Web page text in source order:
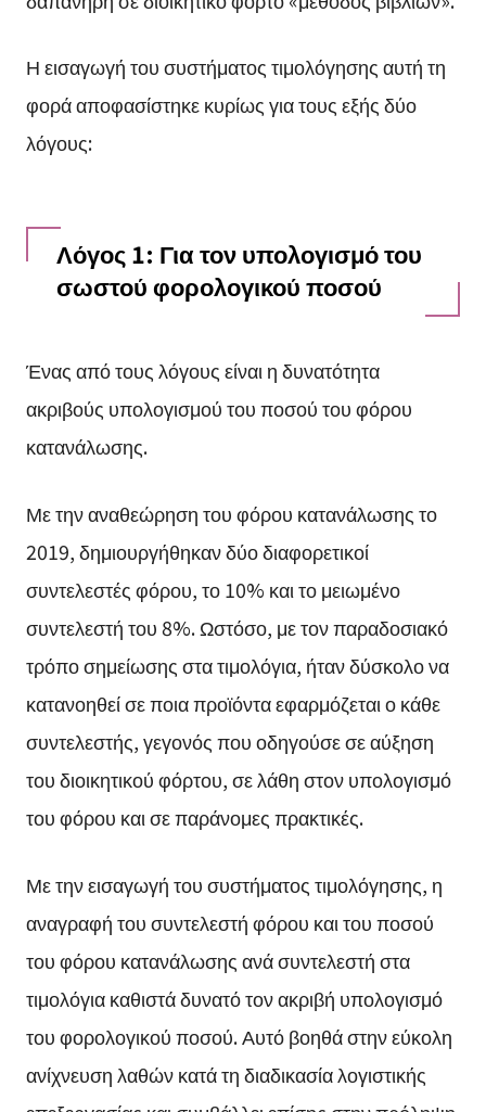
Η εισαγωγή του συστήματος τιμολόγησης αυτή τη
φορά αποφασίστηκε κυρίως για τους εξής δύο
λόγους:
Λόγος 1: Για τον υπολογισμό του
σωστού φορολογικού ποσού
Ένας από τους λόγους είναι η δυνατότητα
ακριβούς υπολογισμού του ποσού του φόρου
κατανάλωσης.
Με την αναθεώρηση του φόρου κατανάλωσης το
2019, δημιουργήθηκαν δύο διαφορετικοί
συντελεστές φόρου, το 10% και το μειωμένο
συντελεστή του 8%. Ωστόσο, με τον παραδοσιακό
τρόπο σημείωσης στα τιμολόγια, ήταν δύσκολο να
κατανοηθεί σε ποια προϊόντα εφαρμόζεται ο κάθε
συντελεστής, γεγονός που οδηγούσε σε αύξηση
του διοικητικού φόρτου, σε λάθη στον υπολογισμό
του φόρου και σε παράνομες πρακτικές.
Με την εισαγωγή του συστήματος τιμολόγησης, η
αναγραφή του συντελεστή φόρου και του ποσού
του φόρου κατανάλωσης ανά συντελεστή στα
τιμολόγια καθιστά δυνατό τον ακριβή υπολογισμό
του φορολογικού ποσού. Αυτό βοηθά στην εύκολη
ανίχνευση λαθών κατά τη διαδικασία λογιστικής